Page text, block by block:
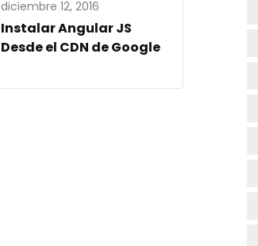
diciembre 12, 2016
Instalar Angular JS
Desde el CDN de Google